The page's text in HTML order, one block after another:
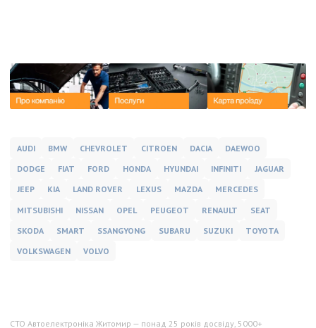
AUDI BMW CHEVROLET CITROEN DACIA
DAEWOO
DODGE
FIAT FORD HONDA HYUNDAI INFINITI
JAGUAR
JEEP
KIA LAND ROVER LEXUS MAZDA
MERCEDES
MITSUBISHI
NISSAN OPEL PEUGEOT RENAULT
SEAT
SKODA
SMART SSANGYONG SUBARU SUZUKI
TOYOTA
VOLKSWAGEN
VOLVO
СТО Автоелектроніка Житомир — понад 25 років досвіду, 5000+